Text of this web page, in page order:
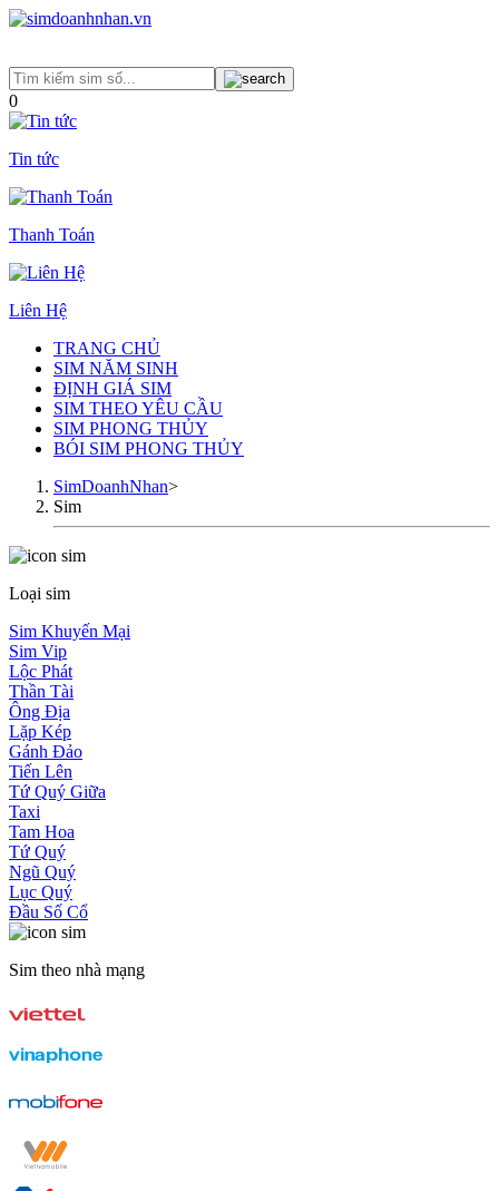
0
Tin tức
Thanh Toán
Liên Hệ
TRANG CHỦ
SIM NĂM SINH
ĐỊNH GIÁ SIM
SIM THEO YÊU CẦU
SIM PHONG THỦY
BÓI SIM PHONG THỦY
SimDoanhNhan>
Sim
Loại sim
Sim Khuyến Mại
Sim Vip
Lộc Phát
Thần Tài
Ông Địa
Lặp Kép
Gánh Đảo
Tiến Lên
Tứ Quý Giữa
Taxi
Tam Hoa
Tứ Quý
Ngũ Quý
Lục Quý
Đầu Số Cổ
Sim theo nhà mạng